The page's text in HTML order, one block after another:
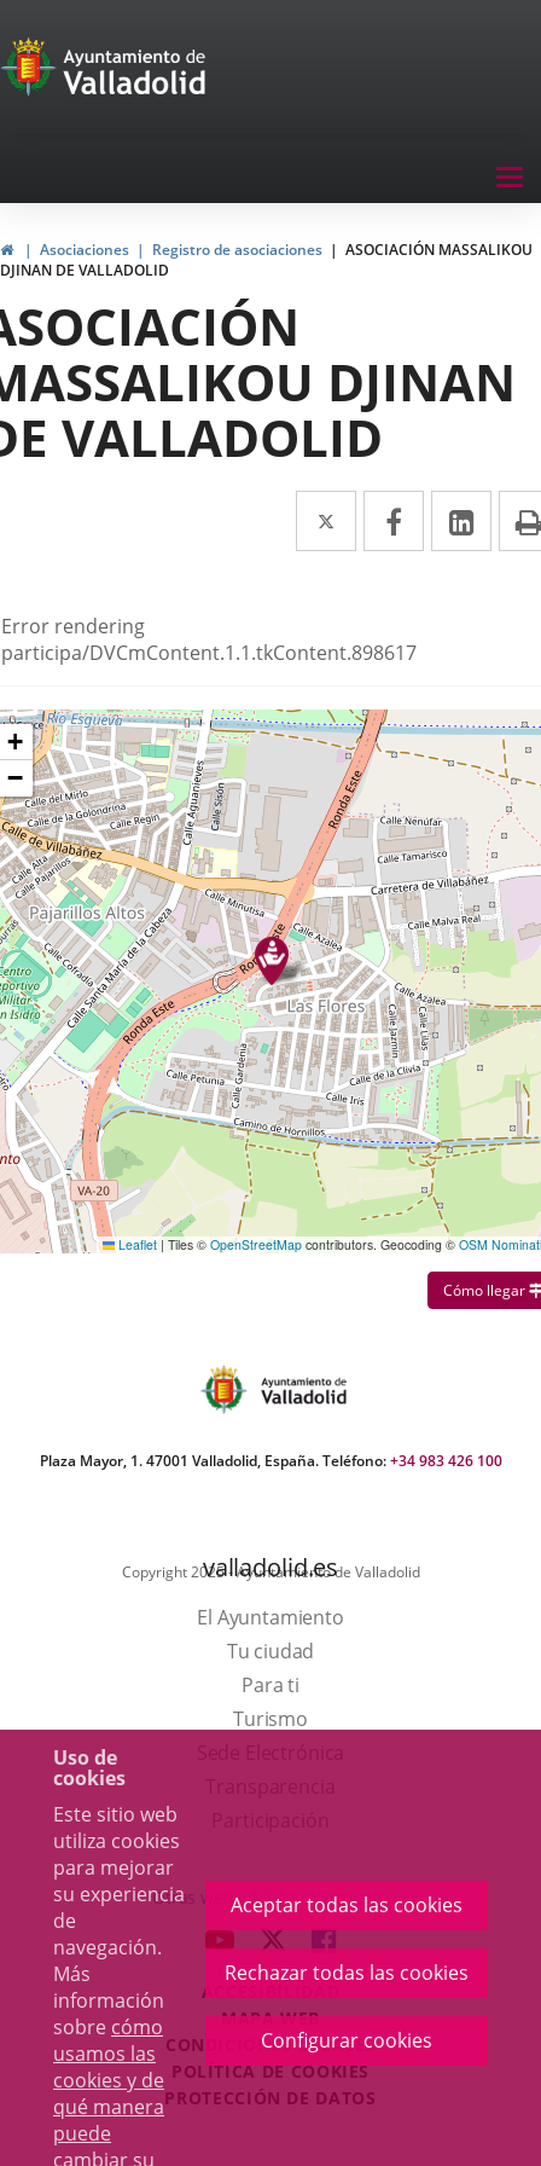
Uso de
cookies
Este sitio web
utiliza cookies
para mejorar
su experiencia
de
navegación.
Más
información
sobre cómo
usamos las
cookies y de
qué manera
puede
cambiar su
Aceptar todas las cookies
Rechazar todas las cookies
Configurar cookies
Portal
de
navegación
InicioAsociaciones Registro de asociaciones
ASOCIACIÓN MASSALIKOU
DJINAN DE VALLADOLID
DJINAN
VALLADOLID
Twitter
Enlace
a
Facebook
Enlace
a
a
Error rendering
participa/DVCmContent.1.1.tkContent.898617
+
−
Leaflet | Tiles © OpenStreetMap contributors. Geocoding © OSM
Cómo llegar
Plaza Mayor, 1. 47001 Valladolid, España. Teléfono:+34 983 426 100
Copyright 2025 - Ayuntamiento de Valladolid
valladolid.es
El Ayuntamiento
Tu ciudad
Para ti
TurismoEste
una
ventana
nueva.
externa.
Otras webs del Ayuntamiento
ENLACE
A
UNA
APLICACIÓN
EXTERNA.
ENLACE
A
UNA
APLICACIÓN
EXTERNA.
ENLACE
A
UNA
APLICACIÓN
EXTERNA.
ACCESIBILIDAD
MAPA WEB
CONDICIONES LEGALES
POLÍTICA DE COOKIES
PROTECCIÓN DE DATOS